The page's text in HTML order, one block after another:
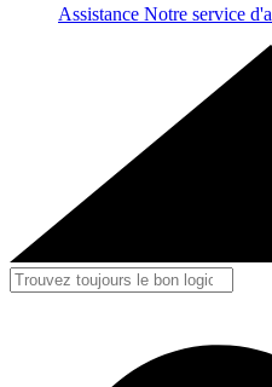
Assistance Notre service